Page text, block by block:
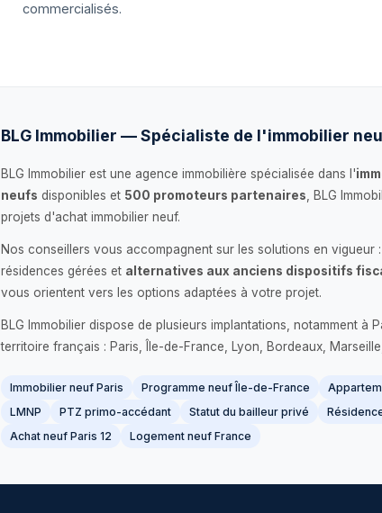
commercialisés.
BLG Immobilier — Spécialiste de l'immobilier
BLG Immobilier est une agence immobilière spécialisée dans l'
neufs disponibles et 500 promoteurs partenaires , BLG
projets d'achat immobilier neuf.
Nos conseillers vous accompagnent sur les solutions en vigueur :
résidences gérées et alternatives aux anciens dispositifs
vous orientent vers les options adaptées à votre projet.
BLG Immobilier dispose de plusieurs implantations, notamment à
territoire français : Paris, Île-de-France, Lyon, Bordeaux,
Immobilier neuf Paris Programme neuf Île-de-France
LMNP
PTZ primo-accédant Statut du bailleur privé
Achat neuf Paris 12
Logement neuf France